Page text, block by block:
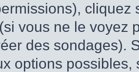
cliquez
vous ne le voyez
des sondages).
options